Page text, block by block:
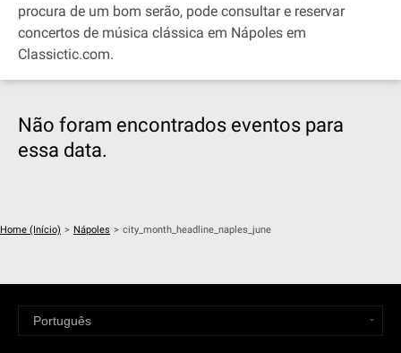
procura de um bom serão, pode consultar e reservar
concertos de música clássica em Nápoles em
Classictic.com.
Não foram encontrados eventos para
essa data.
Home (Início) > Nápoles > city_month_headline_naples_june